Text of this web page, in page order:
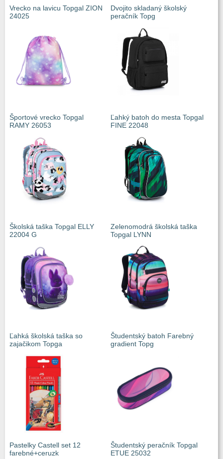
Vrecko na lavicu Topgal ZION
24025
Dvojito skladaný školský
peračník Topg
Športové vrecko Topgal
RAMY 26053
Ľahký batoh do mesta Topgal
FINE 22048
Školská taška Topgal ELLY
22004 G
Zelenomodrá školská taška
Topgal LYNN
Ľahká školská taška so
zajačikom Topga
Študentský batoh Farebný
gradient Topg
Pastelky Castell set 12
farebné+ceruzk
Študentský peračník Topgal
ETUE 25032